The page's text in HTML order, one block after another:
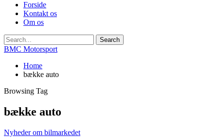
Forside
Kontakt os
Om os
BMC Motorsport
Home
bække auto
Browsing Tag
bække auto
Nyheder om bilmarkedet